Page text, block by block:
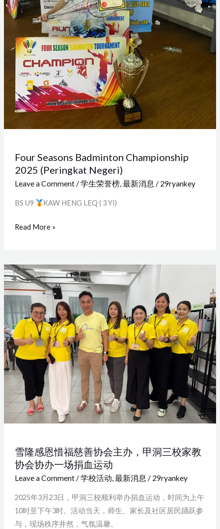
Four Seasons Badminton Championship
2025 (Peringkat Negeri)
Leave a Comment/学生荣誉榜,最新消息 / 29ryankey
BS U9 KAW HENG LEQ ( 3 YI)
Read More »
雪隆感恩惜福慈善协会主办，甲洞三校家教
协会协办一场捐血运动
Leave a Comment/学校活动,最新消息 / 29ryankey
2025年3月23日，甲洞三校顺利举办捐血运动，时间为上午
10时至下午3时。活动当天，师生、家长及社区居民踊跃参
与，现场秩序井然，气氛温馨。
雪
隆
感
恩
惜
福
慈
善
协
主
办，
三
校
家
教
协
会